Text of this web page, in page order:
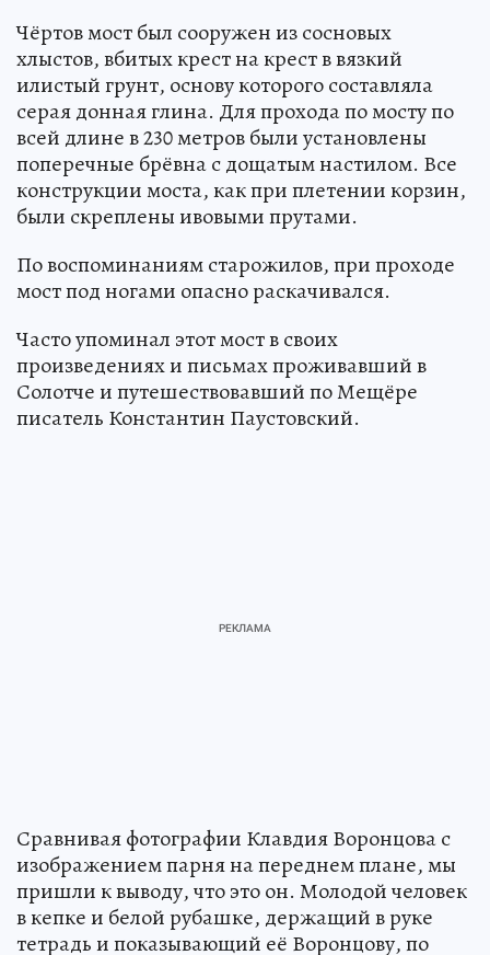
Чёртов мост был сооружен из сосновых
хлыстов, вбитых крест на крест в вязкий
илистый грунт, основу которого составляла
серая донная глина. Для прохода по мосту по
всей длине в 230 метров были установлены
поперечные брёвна с дощатым настилом. Все
конструкции моста, как при плетении корзин,
были скреплены ивовыми прутами.
По воспоминаниям старожилов, при проходе
мост под ногами опасно раскачивался.
Часто упоминал этот мост в своих
произведениях и письмах проживавший в
Солотче и путешествовавший по Мещёре
писатель Константин Паустовский.
Сравнивая фотографии Клавдия Воронцова с
изображением парня на переднем плане, мы
пришли к выводу, что это он. Молодой человек
в кепке и белой рубашке, держащий в руке
тетрадь и показывающий её Воронцову, по